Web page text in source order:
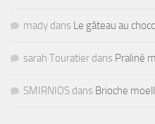
mady dans Le gâteau au
sarah Touratier dans Praliné
SMIRNIOS dans Brioche